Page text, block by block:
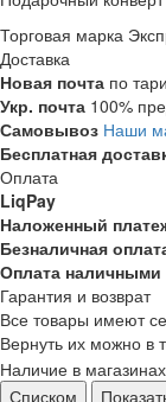
Торговая марка
Доставка
Новая почта по
Укр. почта 100%
Самовывоз Наши
Бесплатная
Оплата
LiqPay
Наложенный
Безналичная
Оплата наличными
Гарантия и возврат
Все товары имеют
Вернуть их можно в
Наличие в магазинах
Списком